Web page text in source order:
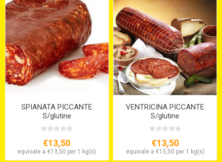
SPIANATA PICCANTE
S/glutine
€13,50
equivale a €13,50 per 1 kg(s)
VENTRICINA PICCANTE
S/glutine
€13,50
equivale a €13,50 per 1 kg(s)